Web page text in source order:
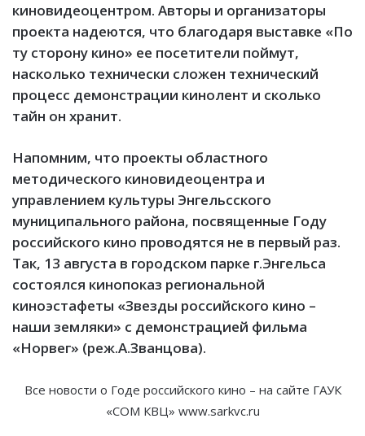
киновидеоцентром. Авторы и организаторы
проекта надеются, что благодаря выставке «По
ту сторону кино» ее посетители поймут,
насколько технически сложен технический
процесс демонстрации кинолент и сколько
тайн он хранит.
Напомним, что проекты областного
методического киновидеоцентра и
управлением культуры Энгельсского
муниципального района, посвященные Году
российского кино проводятся не в первый раз.
Так, 13 августа в городском парке г.Энгельса
состоялся кинопоказ региональной
киноэстафеты «Звезды российского кино –
наши земляки» с демонстрацией фильма
«Норвег» (реж.А.Званцова).
Все новости о Годе российского кино – на сайте ГАУК
«СОМ КВЦ» www.sarkvc.ru